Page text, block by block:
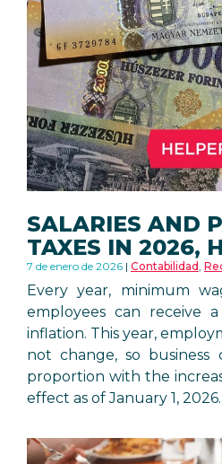
SALARIES AND
TAXES IN 2026,
7 de enero de 2026 Contabilidad,
Every year, minimum
employees can receive
inflation. This year,
not change, so business
proportion with the
effect as of January 1, 2026.